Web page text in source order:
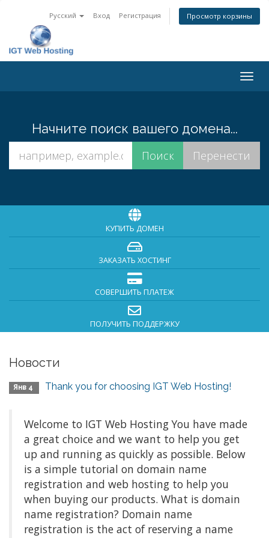
Русский Вход Регистрация Просмотр корзины
Начните поиск вашего домена...
КУПИТЬ ДОМЕН
ЗАКАЗАТЬ ХОСТИНГ
СОВЕРШИТЬ ПЛАТЕЖ
ПОЛУЧИТЬ ПОДДЕРЖКУ
Новости
Янв 4 Thank you for choosing IGT Web Hosting!
Welcome to IGT Web Hosting You have made
a great choice and we want to help you get
up and running as quickly as possible. Below
is a simple tutorial on domain name
registration and web hosting to help you
when buying our products. What is domain
name registration? Domain name
registration is the act of reserving a name